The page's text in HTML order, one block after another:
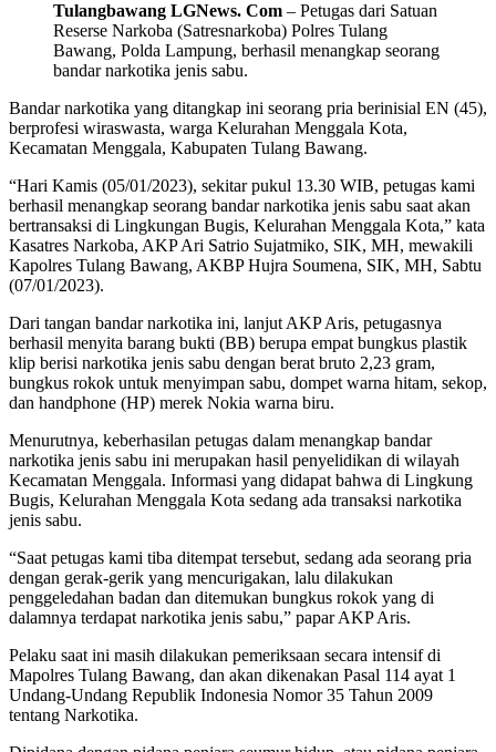
Tulangbawang LGNews. Com – Petugas dari Satuan
Reserse Narkoba (Satresnarkoba) Polres Tulang
Bawang, Polda Lampung, berhasil menangkap seorang
bandar narkotika jenis sabu.
Bandar narkotika yang ditangkap ini seorang pria berinisial EN (45),
berprofesi wiraswasta, warga Kelurahan Menggala Kota,
Kecamatan Menggala, Kabupaten Tulang Bawang.
“Hari Kamis (05/01/2023), sekitar pukul 13.30 WIB, petugas kami
berhasil menangkap seorang bandar narkotika jenis sabu saat akan
bertransaksi di Lingkungan Bugis, Kelurahan Menggala Kota,” kata
Kasatres Narkoba, AKP Ari Satrio Sujatmiko, SIK, MH, mewakili
Kapolres Tulang Bawang, AKBP Hujra Soumena, SIK, MH, Sabtu
(07/01/2023).
Dari tangan bandar narkotika ini, lanjut AKP Aris, petugasnya
berhasil menyita barang bukti (BB) berupa empat bungkus plastik
klip berisi narkotika jenis sabu dengan berat bruto 2,23 gram,
bungkus rokok untuk menyimpan sabu, dompet warna hitam, sekop,
dan handphone (HP) merek Nokia warna biru.
Menurutnya, keberhasilan petugas dalam menangkap bandar
narkotika jenis sabu ini merupakan hasil penyelidikan di wilayah
Kecamatan Menggala. Informasi yang didapat bahwa di Lingkung
Bugis, Kelurahan Menggala Kota sedang ada transaksi narkotika
jenis sabu.
“Saat petugas kami tiba ditempat tersebut, sedang ada seorang pria
dengan gerak-gerik yang mencurigakan, lalu dilakukan
penggeledahan badan dan ditemukan bungkus rokok yang di
dalamnya terdapat narkotika jenis sabu,” papar AKP Aris.
Pelaku saat ini masih dilakukan pemeriksaan secara intensif di
Mapolres Tulang Bawang, dan akan dikenakan Pasal 114 ayat 1
Undang-Undang Republik Indonesia Nomor 35 Tahun 2009
tentang Narkotika.